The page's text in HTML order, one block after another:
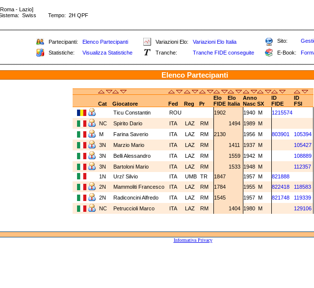
- Lazio]
Swiss Tempo: 2H QPF
Partecipanti: Elenco Partecipanti Variazioni Elo: Variazioni Elo Italia Sito:
Statistiche:
Visualizza Statistiche Tranche: Tranche FIDE conseguite E-Book:
Elenco Partecipanti
Elo Elo Anno ID
ID
Cat
Giocatore Fed Reg Pr FIDE Italia Nasc SX FIDE
FSI
Ticu Constantin
ROU 1902 1940 M
1215574
NC
Spirito Dario ITA LAZ RM 1494 1989 M
M
Farina Saverio ITA LAZ RM 2130 1956 M 803901
105394
3N
Marzio Mario ITA LAZ RM 1411 1937 M
105427
3N
Belli Alessandro ITA LAZ RM 1559 1942 M
108889
3N
Bartoloni Mario ITA LAZ RM 1533 1948 M
112357
1N
Urzi' Silvio ITA UMB TR 1847 1957 M
821888
2N
Mammoliti Francesco ITA LAZ RM 1784 1955 M 822418
118583
2N
Radiconcini Alfredo ITA LAZ RM 1545 1957 M 821748
119339
NC
Petruccioli Marco ITA LAZ RM 1404 1980 M 129106
Informativa Privacy